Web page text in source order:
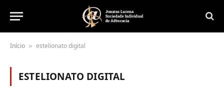
Início » estelionato digital
ESTELIONATO DIGITAL